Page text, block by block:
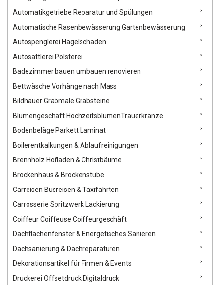
verfolgt das Ziel, nicht nur sauber zu machen, sondern
Vertrauen zu schaffen. Kundenzufriedenheit steht im
vollständig zufrieden ist. Kooperationen: MD Reinigung setzt
auf ein starkes Netzwerk aus Partnerfirmen, um umfassende
Automatikgetriebe Reparatur und Spülungen
Automatische Rasenbewässerung Gartenbewässerung
Autospenglerei Hagelschaden
Autosattlerei Polsterei
Badezimmer bauen umbauen renovieren
Bettwäsche Vorhänge nach Mass
Bildhauer Grabmale Grabsteine
Blumengeschäft HochzeitsblumenTrauerkränze
Bodenbeläge Parkett Laminat
Boilerentkalkungen & Ablaufreinigungen
Brennholz Hofladen & Christbäume
Brockenhaus & Brockenstube
Carreisen Busreisen & Taxifahrten
Carrosserie Spritzwerk Lackierung
Coiffeur Coiffeuse Coiffeurgeschäft
Dachflächenfenster & Energetisches Sanieren
Dachsanierung & Dachreparaturen
Dekorationsartikel für Firmen & Events
Druckerei Offsetdruck Digitaldruck